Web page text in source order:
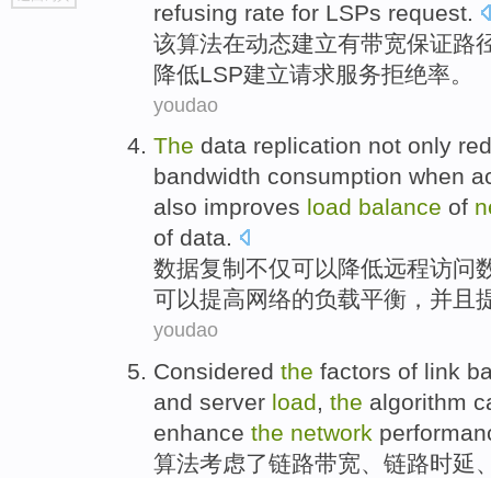
top
refusing rate for LSPs request
该算法在动态建立有带宽保证路
降低LSP建立请求服务拒绝率 。
youdao
The data replication not only
bandwidth consumption when
also improves load balance of
of data.
数据复制 不仅可以降低远程访问
可以提高网络的负载平衡 ，并且
youdao
Considered the factors of link
and server load, the algorithm
enhance the network
算法考虑了链路带宽、链路时延